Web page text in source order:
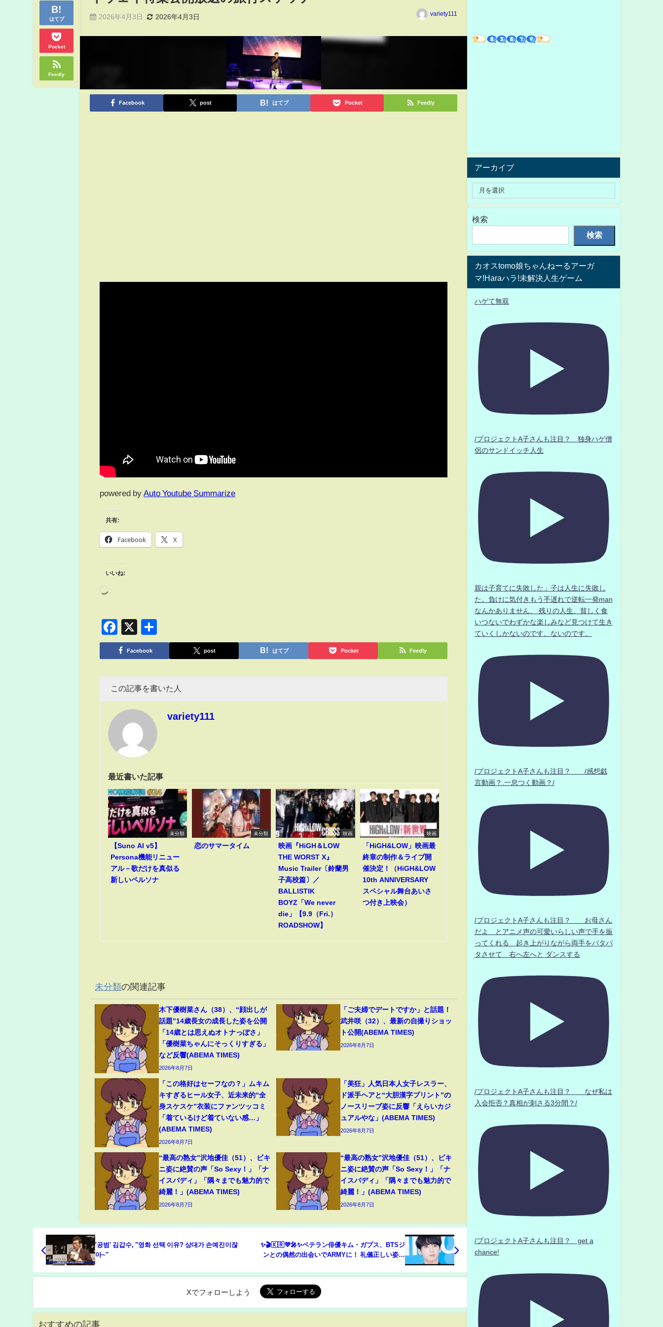
はてブ
Pocket
Feedly
2026年4月3日 2026年4月3日 variety111
Facebook post はてブ Pocket Feedly
powered by Auto Youtube Summarize
共有:
Facebook X
いいね:
Facebook
X
有
Facebook post はてブ Pocket Feedly
この記事を書いた人
variety111
最近書いた記事
未分類
【Suno AI v5】
Persona機能リニュー
アル－歌だけを真似る
新しいペルソナ
未分類
恋のサマータイム
映画
映画『HiGH＆LOW
THE WORST X』
Music Trailer〔鈴蘭男
子高校篇〕／
BALLISTIK
BOYZ「We never
die」【9.9（Fri.）
ROADSHOW】
映画
「HiGH&LOW」映画最
終章の制作＆ライブ開
催決定！（HiGH&LOW
10th ANNIVERSARY
スペシャル舞台あいさ
つ付き上映会）
未分類の関連記事
木下優樹菜さん（38）、“顔出しが
話題”14歳長女の成長した姿を公開
「14歳とは思えぬオトナっぽさ」
「優樹菜ちゃんにそっくりすぎる」
など反響(ABEMA TIMES)
2026年8月7日
「ご夫婦でデートですか」と話題！
武井咲（32）、最新の自撮りショッ
ト公開(ABEMA TIMES)
2026年8月7日
「この格好はセーフなの？」ムキム
キすぎるヒール女子、近未来的“全
身スケスケ”衣装にファンツッコミ
「着ているけど着ていない感…」
(ABEMA TIMES)
2026年8月7日
「美狂」人気日本人女子レスラー、
ド派手ヘアと“大胆漢字プリント”の
ノースリーブ姿に反響「えらいカジ
ュアルやな」(ABEMA TIMES)
2026年8月7日
“最高の熟女”沢地優佳（51）、ビキ
ニ姿に絶賛の声「So Sexy！」「ナ
イスバディ」「隅々までも魅力的で
綺麗！」(ABEMA TIMES)
2026年8月7日
“最高の熟女”沢地優佳（51）、ビキ
ニ姿に絶賛の声「So Sexy！」「ナ
イスバディ」「隅々までも魅力的で
綺麗！」(ABEMA TIMES)
2026年8月7日
'공범' 김갑수, "영화 선택 이유? 상대가 손예진이잖
아~"
✨🎬🇰🇷💜🎤✨ベテラン俳優キム・ガプス、BTSジ
ンとの偶然の出会いでARMYに！ 礼儀正しい姿に
Xでフォローしよう
おすすめの記事
アーカイブ
検索
検索
カオスtomo娘ちゃんねーるアーガ
マ!Haraハラ!未解決人生ゲーム
ハゲて無双
/プロジェクトA子さんも注目？ 独身ハゲ僧
侶のサンドイッチ人生
親は子育てに失敗した」子は人生に失敗し
た。負けに気付きもう手遅れで逆転一発man
なんかありません、 残りの人生、貧しく食
いつないでわずかな楽しみなど見つけて生き
ていくしかないのです。ないのです。
/プロジェクトA子さんも注目？ /感想戯
言動画？.一息つく動画？/
/プロジェクトA子さんも注目？ お母さん
だよ とアニメ声の可愛いらしい声で手を振
ってくれる 起き上がりながら両手をパタパ
タさせて 右へ左へと ダンスする
/プロジェクトA子さんも注目？ なぜ私は
入会拒否？真相が刺さる3分間？/
/プロジェクトA子さんも注目？ get a
chance!